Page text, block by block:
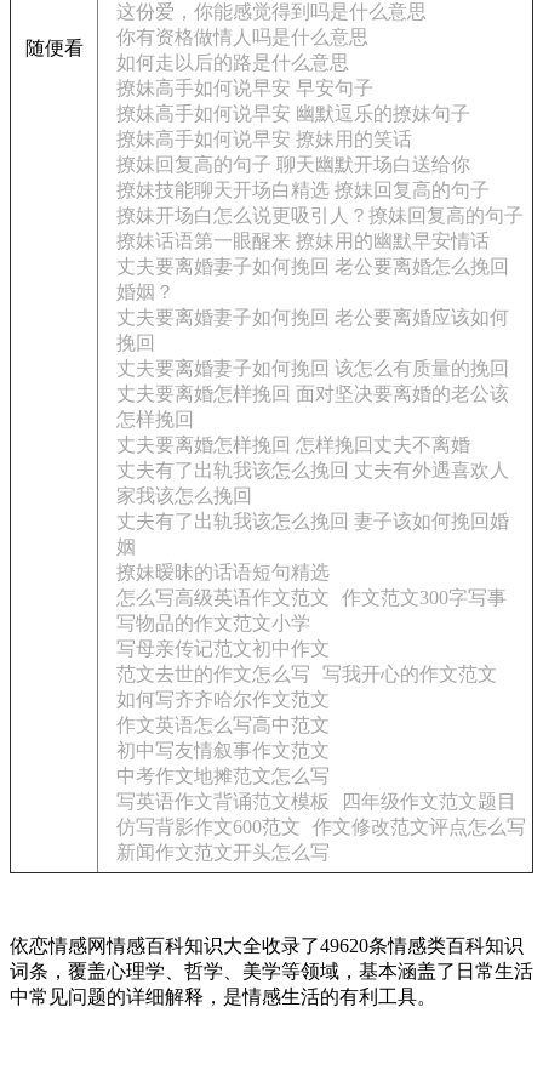
随便看
这份爱，你能感觉得到吗是什么意思
你有资格做情人吗是什么意思
如何走以后的路是什么意思
撩妹高手如何说早安 早安句子
撩妹高手如何说早安 幽默逗乐的撩妹句子
撩妹高手如何说早安 撩妹用的笑话
撩妹回复高的句子 聊天幽默开场白送给你
撩妹技能聊天开场白精选 撩妹回复高的句子
撩妹开场白怎么说更吸引人？撩妹回复高的句子
撩妹话语第一眼醒来 撩妹用的幽默早安情话
丈夫要离婚妻子如何挽回 老公要离婚怎么挽回
婚姻？
丈夫要离婚妻子如何挽回 老公要离婚应该如何
挽回
丈夫要离婚妻子如何挽回 该怎么有质量的挽回
丈夫要离婚怎样挽回 面对坚决要离婚的老公该
怎样挽回
丈夫要离婚怎样挽回 怎样挽回丈夫不离婚
丈夫有了出轨我该怎么挽回 丈夫有外遇喜欢人
家我该怎么挽回
丈夫有了出轨我该怎么挽回 妻子该如何挽回婚
姻
撩妹暧昧的话语短句精选
怎么写高级英语作文范文
作文范文300字写事
写物品的作文范文小学
写母亲传记范文初中作文
范文去世的作文怎么写
写我开心的作文范文
如何写齐齐哈尔作文范文
作文英语怎么写高中范文
初中写友情叙事作文范文
中考作文地摊范文怎么写
写英语作文背诵范文模板
四年级作文范文题目
仿写背影作文600范文
作文修改范文评点怎么写
新闻作文范文开头怎么写
依恋情感网情感百科知识大全收录了49620条情感类百科知识
词条，覆盖心理学、哲学、美学等领域，基本涵盖了日常生活
中常见问题的详细解释，是情感生活的有利工具。